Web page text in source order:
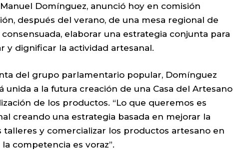
Domínguez, anunció hoy en comisión
después del verano, de una mesa regional de
elaborar una estrategia conjunta para
y dignificar la actividad artesanal.
del grupo parlamentario popular, Domínguez
unida a la futura creación de una Casa del Artesano
de los productos. “Lo que queremos es
creando una estrategia basada en mejorar la
y comercializar los productos artesano en
competencia es voraz”.